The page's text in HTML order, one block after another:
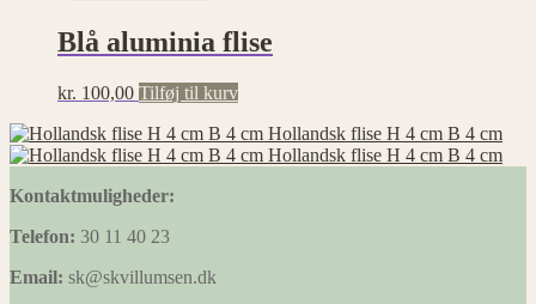
Blå aluminia flise
kr. 100,00 Tilføj til kurv
Hollandsk flise H 4 cm B 4 cm
Hollandsk flise H 4 cm B 4 cm
Kontaktmuligheder:
Telefon: 30 11 40 23
Email: sk@skvillumsen.dk